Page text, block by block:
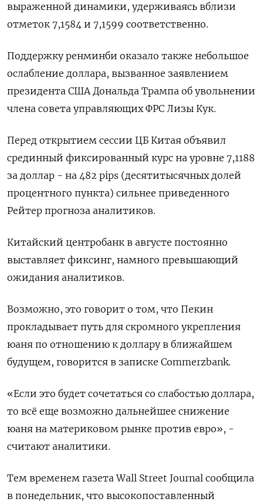
выраженной динамики, удерживаясь вблизи
отметок 7,1584​ и 7,1599 соответственно.
Поддержку ренминби оказало также небольшое
ослабление доллара, вызванное заявлением
президента США Дональда Трампа об увольнении
члена совета управляющих ФРС Лизы Кук.
Перед открытием сессии ЦБ Китая объявил
срединный фиксированный курс на уровне 7,1188
за доллар - на 482 pips (десятитысячных долей
процентного пункта) сильнее приведенного
Рейтер прогноза аналитиков.
Китайский центробанк в августе постоянно
выставляет фиксинг, намного превышающий
ожидания аналитиков.
Возможно, это говорит о том, что Пекин
прокладывает путь для скромного укрепления
юаня по отношению к доллару в ближайшем
будущем, говорится в записке Commerzbank.
«Если это будет сочетаться со слабостью доллара,
то всё еще возможно дальнейшее снижение
юаня на материковом рынке против евро», -
считают аналитики.
Тем временем газета Wall Street Journal сообщила
в понедельник, что высокопоставленный